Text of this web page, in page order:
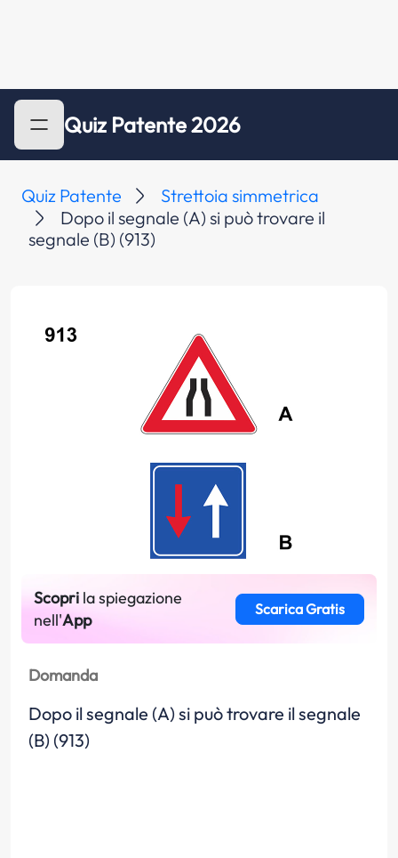
Quiz Patente 2026
Quiz Patente
Strettoia simmetrica
Dopo il segnale (A) si può trovare il
segnale (B) (913)
Scopri la spiegazione
nell'App
Scarica Gratis
Domanda
Dopo il segnale (A) si può trovare il segnale
(B) (913)